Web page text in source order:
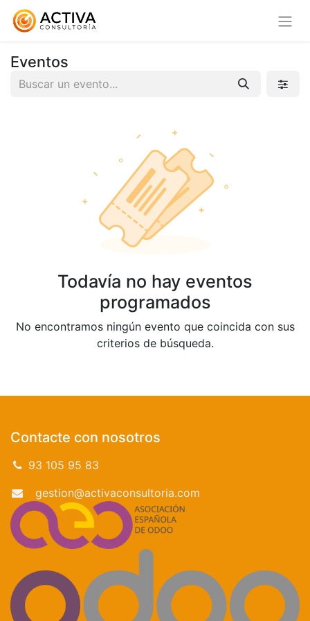
Eventos
Todavía no hay eventos
programados
No encontramos ningún evento que coincida con sus
criterios de búsqueda.
Contacte con nosotros
93 105 95 83
gestion@activaconsultoria.com